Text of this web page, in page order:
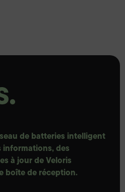
de batteries intelligent
informations, des
à jour de Veloris
boîte de réception.